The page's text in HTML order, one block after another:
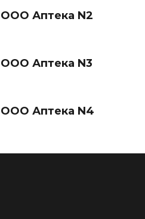
Аптека N2
Аптека N3
Аптека N4